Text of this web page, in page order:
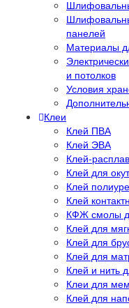
панелей
Материалы
и потолков
Условия
Клеи
Клей ПВА
Клей ЭВА
Клей-
Клей для
Клей
Клей
КФЖ смолы
Клей для
Клей для
Клей для
Клей и нить
Клеи для
Клей для